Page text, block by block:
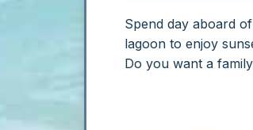
Spend day aboard
lagoon to enjoy
Do you want a